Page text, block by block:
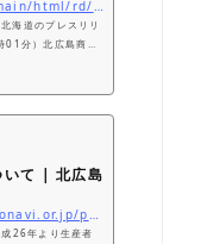
https://prtimes.jp/main/html/rd/p/000000008.000135076.html
海道のプレスリリ
分）北広島商工
いて | 北広島
https://www.kitahironavi.or.jp/products/kyuzouou/
26年より生産者